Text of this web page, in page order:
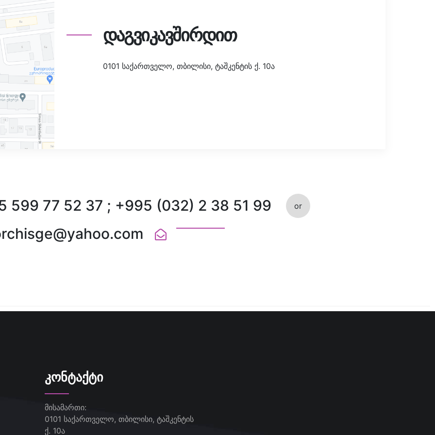
დაგვიკავშირდით
0101 საქართველო, თბილისი, ტაშკენტის ქ. 10ა
599 77 52 37 ; +995 (032) 2 38 51 99 or
ᲙᲝᲜᲢᲐᲥᲢᲘ
მისამართი:
0101 საქართველო, თბილისი, ტაშკენტის
ქ. 10ა